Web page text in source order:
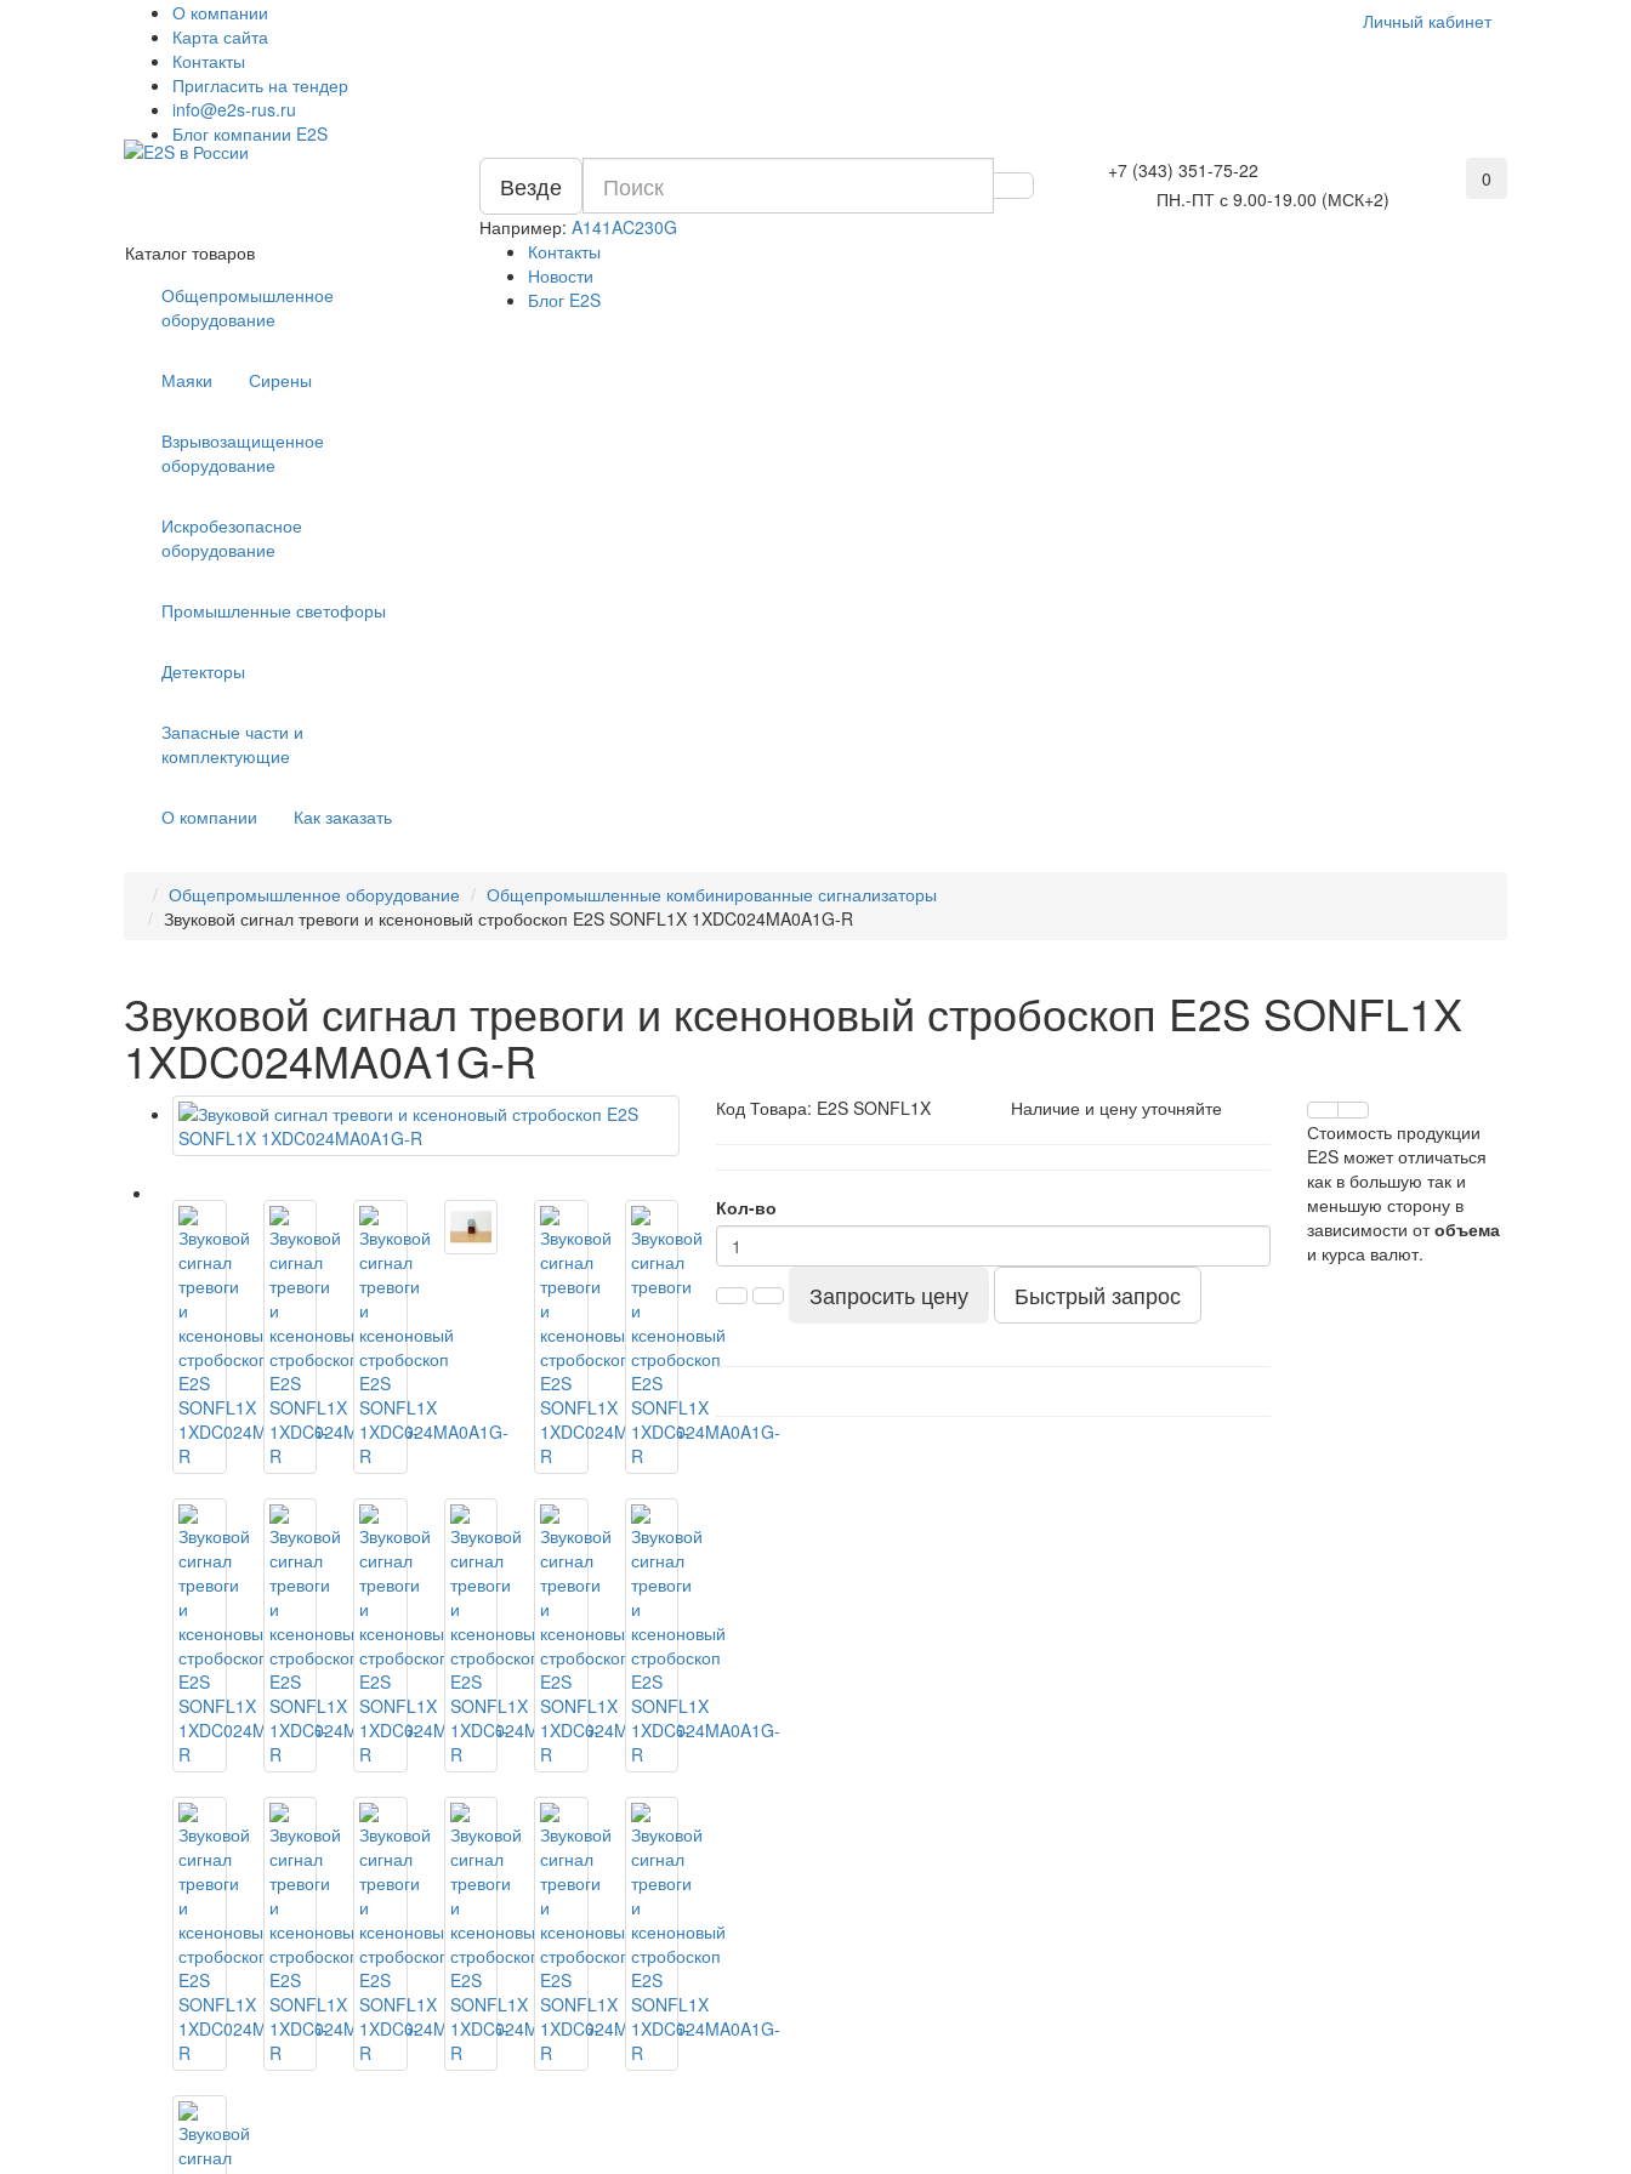
Личный кабинет
О компании
Карта сайта
Контакты
Пригласить на тендер
info@e2s-rus.ru
Блог компании E2S
+7 (343) 351-75-22
ПН.-ПТ с 9.00-19.00 (МСК+2)
0
Везде
Например: A141AC230G
Контакты
Новости
Блог E2S
Каталог товаров
Общепромышленное
оборудование
Маяки Сирены
Взрывозащищенное
оборудование
Искробезопасное
оборудование
Промышленные светофоры
Детекторы
Запасные части и
комплектующие
О компании Как заказать
Общепромышленное оборудование
Общепромышленные комбинированные сигнализаторы
Звуковой сигнал тревоги и ксеноновый стробоскоп E2S SONFL1X 1XDC024MA0A1G-R
Звуковой сигнал тревоги и ксеноновый стробоскоп E2S SONFL1X
1XDC024MA0A1G-R
Код Товара: E2S SONFL1X Наличие и цену уточняйте
Кол-во
Запросить цену Быстрый запрос
Стоимость продукции
E2S может отличаться
как в большую так и
меньшую сторону в
зависимости отобъема
и курса валют.